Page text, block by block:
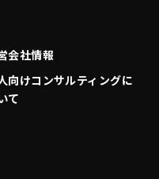
会社情報
向けコンサルティングに
て